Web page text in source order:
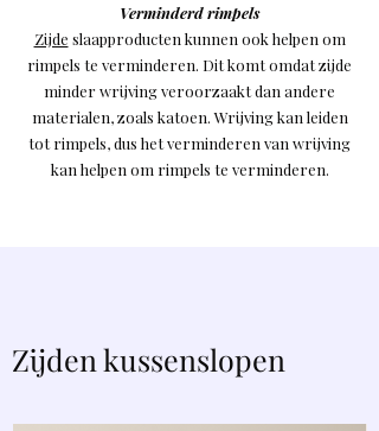
Verminderd rimpels
Zijde slaapproducten kunnen ook helpen om
rimpels te verminderen. Dit komt omdat zijde
minder wrijving veroorzaakt dan andere
materialen, zoals katoen. Wrijving kan leiden
tot rimpels, dus het verminderen van wrijving
kan helpen om rimpels te verminderen.
Zijden kussenslopen